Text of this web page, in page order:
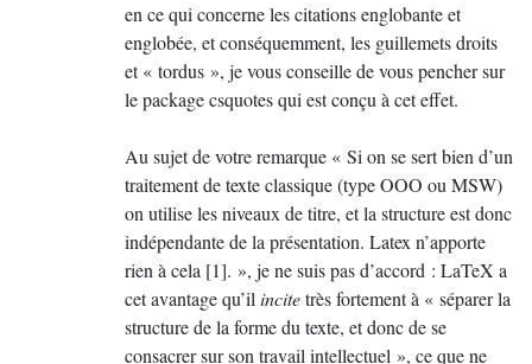
en ce qui concerne les citations englobante et
englobée, et conséquemment, les guillemets droits
et « tordus », je vous conseille de vous pencher sur
le package csquotes qui est conçu à cet effet.
Au sujet de votre remarque « Si on se sert bien d’un
traitement de texte classique (typeOOO ou MSW)
on utilise les niveaux de titre, et la structure est donc
indépendante de la présentation. Latex n’apporte
rien à cela [1]. », je ne suis pas d’accord : LaTeX a
cet avantage qu’il incitetrès fortement à « séparer la
structure de la forme du texte, et donc de se
consacrer sur son travail intellectuel », ce que ne